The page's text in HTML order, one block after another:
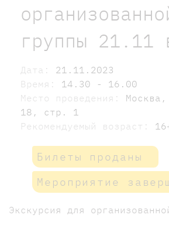
группы 21.11
Дата: 21.11.2023
Время: 14.30 - 16.00
Место проведения:
18, стр. 1
Рекомендуемый возраст:
Билеты проданы
Мероприятие
Экскурсия для